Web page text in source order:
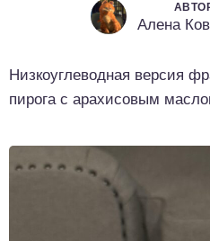
Алена
Низкоуглеводная версия
пирога с арахисовым